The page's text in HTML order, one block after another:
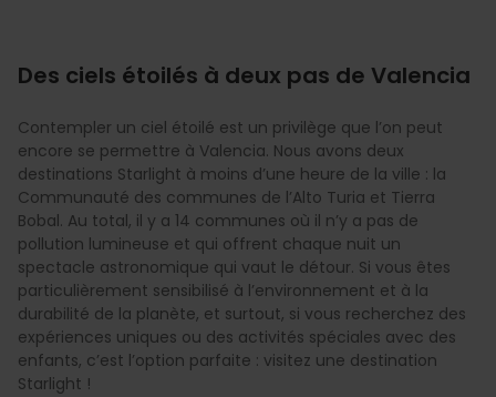
Des ciels étoilés à deux pas de Valencia
Contempler un ciel étoilé est un privilège que l’on peut
encore se permettre à Valencia. Nous avons deux
destinations Starlight à moins d’une heure de la ville : la
Communauté des communes de l’Alto Turia et Tierra
Bobal. Au total, il y a 14 communes où il n’y a pas de
pollution lumineuse et qui offrent chaque nuit un
spectacle astronomique qui vaut le détour. Si vous êtes
particulièrement sensibilisé à l’environnement et à la
durabilité de la planète, et surtout, si vous recherchez des
expériences uniques ou des activités spéciales avec des
enfants, c’est l’option parfaite : visitez une destination
Starlight !